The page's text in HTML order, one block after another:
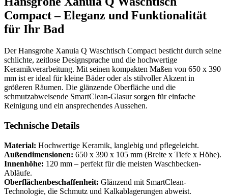
Compact – Eleganz und Funktionalität
für Ihr Bad
Der Hansgrohe Xanuia Q Waschtisch Compact besticht durch seine
schlichte, zeitlose Designsprache und die hochwertige
Keramikverarbeitung. Mit seinen kompakten Maßen von 650 x 390
mm ist er ideal für kleine Bäder oder als stilvoller Akzent in
größeren Räumen. Die glänzende Oberfläche und die
schmutzabweisende SmartClean-Glasur sorgen für einfache
Reinigung und ein ansprechendes Aussehen.
Technische Details
Material: Hochwertige Keramik, langlebig und pflegeleicht.
Außendimensionen: 650 x 390 x 105 mm (Breite x Tiefe x Höhe).
Innenhöhe: 120 mm – perfekt für die meisten Waschbecken-
Abläufe.
Oberflächenbeschaffenheit: Glänzend mit SmartClean-
Technologie, die Schmutz und Kalkablagerungen abweist.